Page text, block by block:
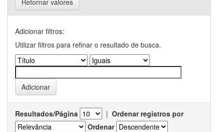
Retornar valores
Adicionar filtros:
Utilizar filtros para refinar o resultado de busca.
Resultados/Página | Ordenar registros por
Ordenar